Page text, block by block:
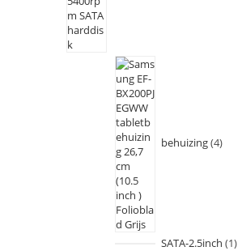
behuizing 4
SATA-2.5inch 1